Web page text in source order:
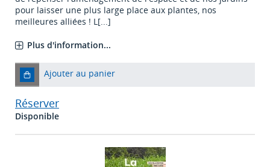
pour laisser une plus large place aux plantes, nos
meilleures alliées ! L[...]
Plus d'information...
Ajouter au panier
Réserver
Disponible